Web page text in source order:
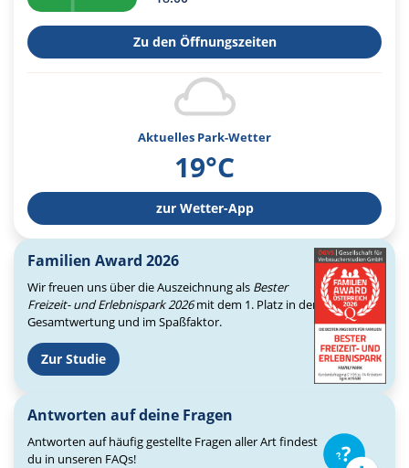
Zu den Öffnungszeiten
Aktuelles Park-Wetter
19°C
zur Wetter-App
Familien Award 2026
Wir freuen uns über die Auszeichnung als Bester
Freizeit- und Erlebnispark 2026mit dem 1. Platz in der
Gesamtwertung und im Spaßfaktor.
Zur Studie
Antworten auf deine Fragen
Antworten auf häufig gestellte Fragen aller Art findest
du in unseren FAQs!